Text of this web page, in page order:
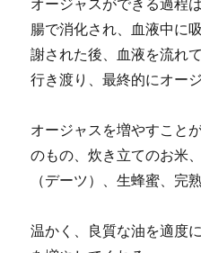
オージャスができる過程
腸で消化され、血液中に
謝された後、血液を流れ
行き渡り、最終的にオー
オージャスを増やすこと
のもの、炊き立てのお米
（デーツ）、生蜂蜜、完
温かく、良質な油を適度